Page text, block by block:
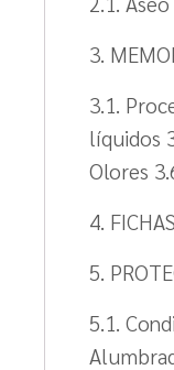
3.
3.1.
líquidos
Olores
4.
5.
5.1.